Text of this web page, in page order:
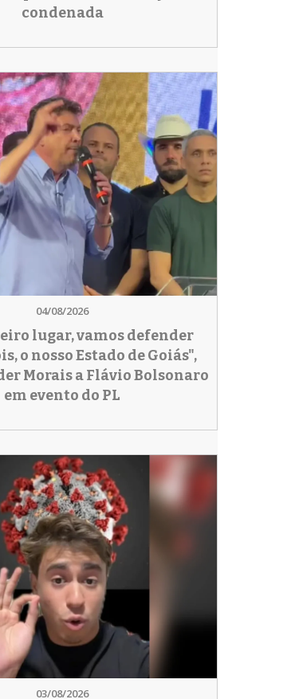
condenada
04/08/2026
lugar, vamos defender
o nosso Estado de Goiás",
Morais a Flávio Bolsonaro
em evento do PL
03/08/2026